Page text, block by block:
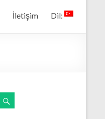
İletişim Dil: